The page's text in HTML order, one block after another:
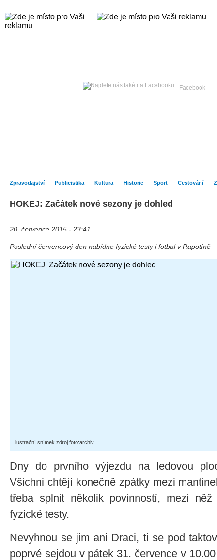
Facebook
Zpravodajství Publicistika Kultura Historie Sport Cestování
HOKEJ: Začátek nové sezony je dohled
20. července 2015 - 23:41
Poslední červencový den nabídne fyzické testy i fotbal v Rapotíně
ilustrační snímek zdroj foto:archiv
Dny do prvního výjezdu na ledovou
Všichni chtějí konečně zpátky mezi
třeba splnit několik povinností, mezi
fyzické testy.
Nevyhnou se jim ani Draci, ti se pod
poprvé sejdou v pátek 31. července v